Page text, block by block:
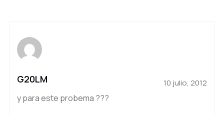
G20LM 10 julio, 2012
y para este probema ???